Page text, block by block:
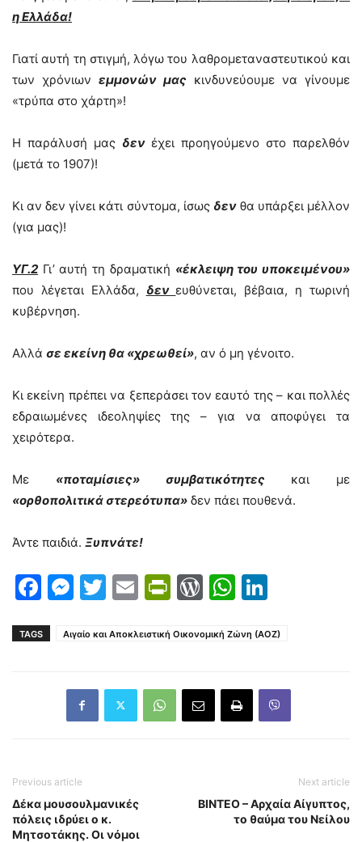
η Ελλάδα!
Γιατί αυτή τη στιγμή, λόγω του λαθρομεταναστευτικού και
των χρόνιων εμμονών μας κινδυνεύουμε να γίνουμε
«τρύπα στο χάρτη»!
Η παράλυσή μας δενέχει προηγούμενο στο παρελθόν
(μετά το 1907)!
Κι αν δεν γίνει κάτι σύντομα, ίσως δενθα υπάρξει μέλλον
(για μας)!
ΥΓ.2 Γι’ αυτή τη δραματική «έκλειψη του υποκειμένου»
που λέγεται Ελλάδα, δενευθύνεται, βέβαια, η τωρινή
κυβέρνηση.
Αλλά σε εκείνη θα «χρεωθεί», αν ό μη γένοιτο.
Κι εκείνη πρέπει να ξεπεράσει τον εαυτό της – και πολλές
εδραιωμένες ιδεοληψίες της – για να αποφύγει τα
χειρότερα.
Με «ποταμίσιες» συμβατικότητες και με
«ορθοπολιτικά στερεότυπα» δεν πάει πουθενά.
Άντε παιδιά. Ξυπνάτε!
Facebook
Messenger
Twitter
EmailPrintFriendly
WordPress
WhatsApp
TAGS Αιγαίο και Αποκλειστική Οικονομική Ζώνη (ΑΟΖ)
Previous article
Δέκα μουσουλμανικές
πόλεις ιδρύει ο κ.
Μητσοτάκης. Οι νόμοι
Next article
ΒΙΝΤΕΟ – Αρχαία Αίγυπτος,
το θαύμα του Νείλου